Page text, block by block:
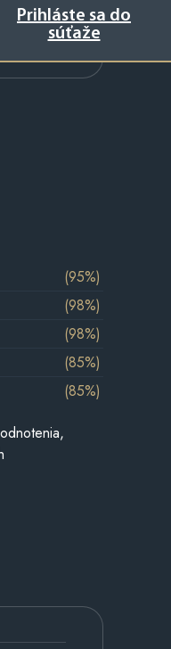
Prihláste sa do
súťaže
(95%)
(98%)
(98%)
(85%)
(85%)